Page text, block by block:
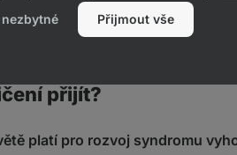
tohoto stavu – rozvíjí se
přijít?
platí pro rozvoj syndromu
Přijmout vše